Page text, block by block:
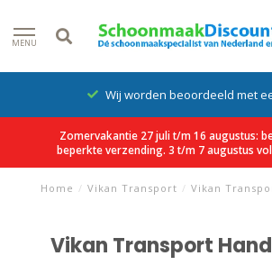
MENU
Wij worden beoordeeld met
Zomervakantie 27 juli t/m 16 augustus:
beperkte verzending. 3 t/m 7 augustus
Home / Vikan Transport / Vikan
Vikan Transport